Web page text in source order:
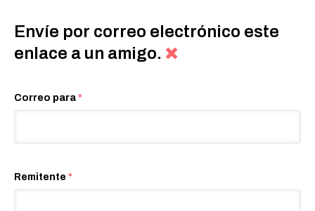
Envíe por correo electrónico este
enlace a un amigo.
Correo para *
Remitente *